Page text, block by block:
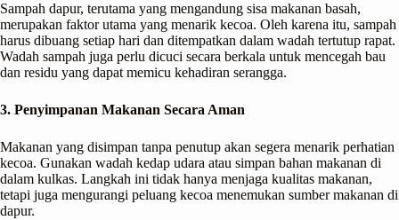
Sampah dapur, terutama yang mengandung sisa makanan basah,
merupakan faktor utama yang menarik kecoa. Oleh karena itu, sampah
harus dibuang setiap hari dan ditempatkan dalam wadah tertutup rapat.
Wadah sampah juga perlu dicuci secara berkala untuk mencegah bau
dan residu yang dapat memicu kehadiran serangga.
3. Penyimpanan Makanan Secara Aman
Makanan yang disimpan tanpa penutup akan segera menarik perhatian
kecoa. Gunakan wadah kedap udara atau simpan bahan makanan di
dalam kulkas. Langkah ini tidak hanya menjaga kualitas makanan,
tetapi juga mengurangi peluang kecoa menemukan sumber makanan di
dapur.